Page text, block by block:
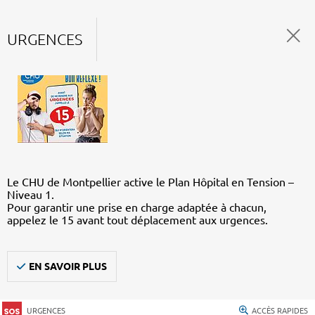
URGENCES
Le CHU de Montpellier active le Plan Hôpital en Tension –
Niveau 1.
Pour garantir une prise en charge adaptée à chacun,
appelez le 15 avant tout déplacement aux urgences.
EN SAVOIR PLUS
URGENCES ACCÈS RAPIDES